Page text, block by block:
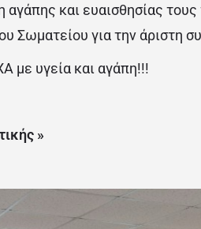
και ευαισθησίας τους
Σωματείου για την άριστη
με υγεία και αγάπη!!!
»